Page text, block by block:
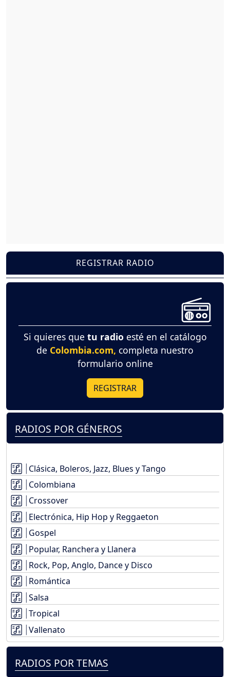
REGISTRAR RADIO
Si quieres que tu radio esté en el catálogo
de Colombia.com, completa nuestro
formulario online
REGISTRAR
RADIOS POR GÉNEROS
Clásica, Boleros, Jazz, Blues y Tango
Colombiana
Crossover
Electrónica, Hip Hop y Reggaeton
Gospel
Popular, Ranchera y Llanera
Rock, Pop, Anglo, Dance y Disco
Romántica
Salsa
Tropical
Vallenato
RADIOS POR TEMAS